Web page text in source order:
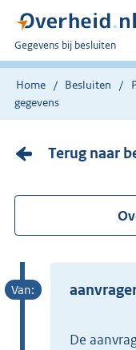
U
bent
nu
Gegevens bij besluiten
Home Besluiten
gegevens
Terug naar
de aanvrager stelt de gegevens